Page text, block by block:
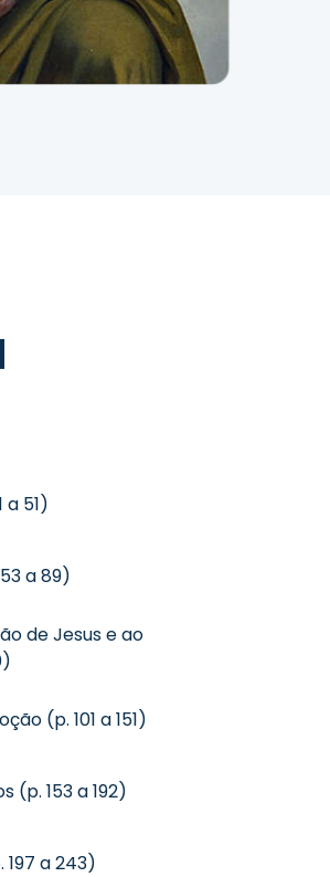
a 51)
a 89)
de Jesus e ao
(p. 101 a 151)
(p. 153 a 192)
a 243)